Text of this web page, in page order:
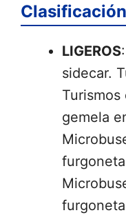
LIGEROS
sidecar.
gemela